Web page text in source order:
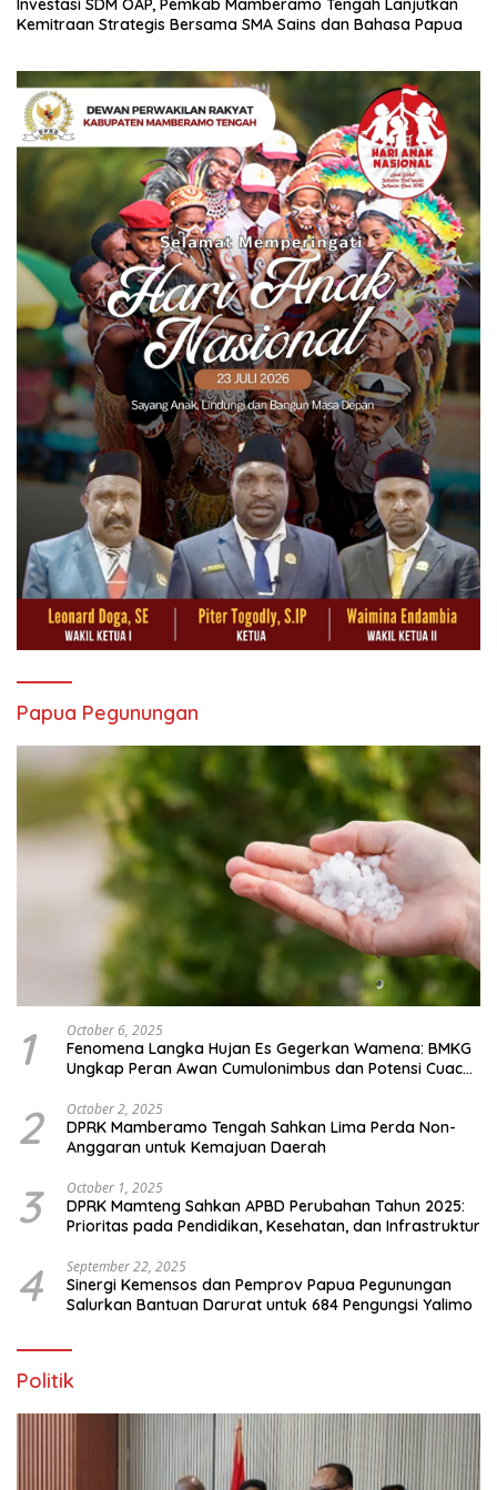
Investasi SDM OAP, Pemkab Mamberamo Tengah Lanjutkan
Kemitraan Strategis Bersama SMA Sains dan Bahasa Papua
Papua Pegunungan
1 October 6, 2025
Fenomena Langka Hujan Es Gegerkan Wamena: BMKG
Ungkap Peran Awan Cumulonimbus dan Potensi Cuaca
2 October 2, 2025
DPRK Mamberamo Tengah Sahkan Lima Perda Non-
Anggaran untuk Kemajuan Daerah
3 October 1, 2025
DPRK Mamteng Sahkan APBD Perubahan Tahun 2025:
Prioritas pada Pendidikan, Kesehatan, dan Infrastruktur
4 September 22, 2025
Sinergi Kemensos dan Pemprov Papua Pegunungan
Salurkan Bantuan Darurat untuk 684 Pengungsi Yalimo
Politik